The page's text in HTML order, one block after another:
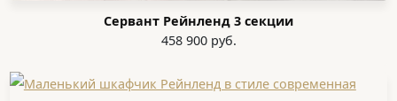
Сервант Рейнленд 3 секции
458 900 руб.